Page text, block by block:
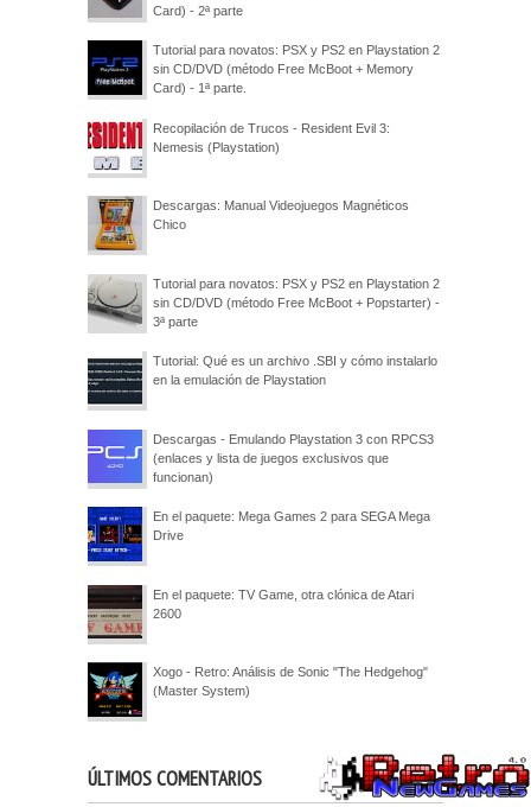
Card) - 2ª parte
Tutorial para novatos: PSX y PS2 en Playstation 2
sin CD/DVD (método Free McBoot + Memory
Card) - 1ª parte.
Recopilación de Trucos - Resident Evil 3:
Nemesis (Playstation)
Descargas: Manual Videojuegos Magnéticos
Chico
Tutorial para novatos: PSX y PS2 en Playstation 2
sin CD/DVD (método Free McBoot + Popstarter) -
3ª parte
Tutorial: Qué es un archivo .SBI y cómo instalarlo
en la emulación de Playstation
Descargas - Emulando Playstation 3 con RPCS3
(enlaces y lista de juegos exclusivos que
funcionan)
En el paquete: Mega Games 2 para SEGA Mega
Drive
En el paquete: TV Game, otra clónica de Atari
2600
Xogo - Retro: Análisis de Sonic "The Hedgehog"
(Master System)
ÚLTIMOS COMENTARIOS